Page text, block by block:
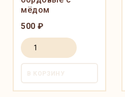
мёдом
500 ₽
В КОРЗИНУ